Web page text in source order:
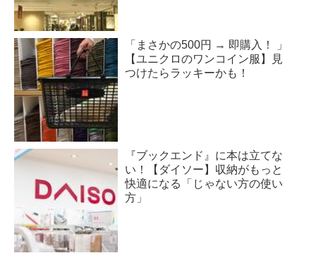
「まさかの500円 → 即購入！ 」
【ユニクロのワンコイン服】見
つけたらラッキーかも！
『ブックエンド』に本は立てな
い！【ダイソー】収納がもっと
快適になる「じゃない方の使い
方」